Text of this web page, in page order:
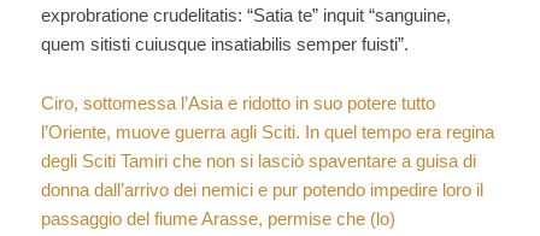
exprobratione crudelitatis: “Satia te” inquit “sanguine,
quem sitisti cuiusque insatiabilis semper fuisti”.
Ciro, sottomessa l’Asia e ridotto in suo potere tutto
l’Oriente, muove guerra agli Sciti. In quel tempo era regina
degli Sciti Tamiri che non si lasciò spaventare a guisa di
donna dall’arrivo dei nemici e pur potendo impedire loro il
passaggio del fiume Arasse, permise che (lo)